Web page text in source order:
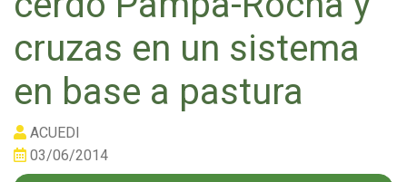
cruzas en un sistema
en base a pastura
ACUEDI
03/06/2014